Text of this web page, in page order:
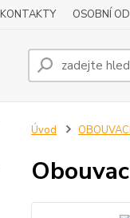
KONTAKTY OSOBNÍ
Úvod